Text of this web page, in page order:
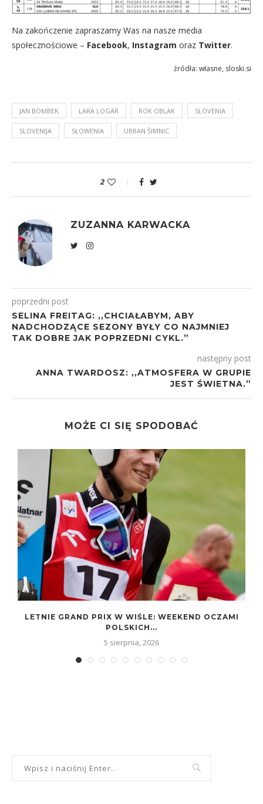
Na zakończenie zapraszamy Was na nasze media
społecznościowe – Facebook, Instagram oraz Twitter.
źródła: własne, sloski.si
JAN BOMBEK LARA LOGAR ROK OBLAK SLOVENIA
SLOVENIJA SŁOWENIA URBAN ŠIMNIC
2
ZUZANNA KARWACKA
poprzedni post
SELINA FREITAG: ,,CHCIAŁABYM, ABY
NADCHODZĄCE SEZONY BYŁY CO NAJMNIEJ
TAK DOBRE JAK POPRZEDNI CYKL.”
następny post
ANNA TWARDOSZ: ,,ATMOSFERA W GRUPIE
JEST ŚWIETNA.”
MOŻE CI SIĘ SPODOBAĆ
LETNIE GRAND PRIX W WIŚLE: WEEKEND OCZAMI
POLSKICH...
5 sierpnia, 2026